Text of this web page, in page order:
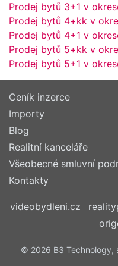
Prodej bytů 3+1 v
Prodej bytů 4+kk v
Prodej bytů 4+1 v
Prodej bytů 5+kk v
Prodej bytů 5+1 v
Ceník inzerce
Importy
Blog
Realitní kanceláře
Všeobecné smluvní
Kontakty
videobydleni.cz
© 2026 B3 Technology,